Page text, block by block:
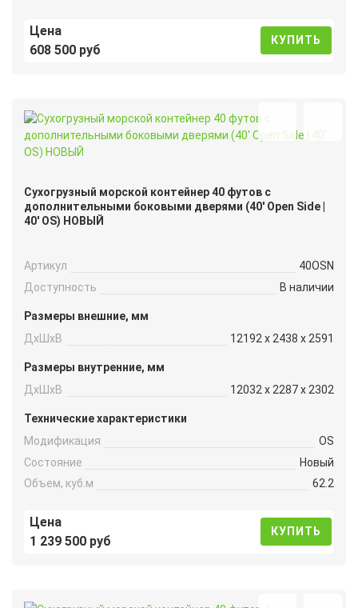
Цена
608 500 руб
КУПИТЬ
Сухогрузный морской контейнер 40 футов с
дополнительными боковыми дверями (40′ Open Side |
40′ OS) НОВЫЙ
Артикул
40OSN
Доступность
В наличии
Размеры внешние, мм
ДxШxВ
12192 x 2438 x 2591
Размеры внутренние, мм
ДxШxВ
12032 x 2287 x 2302
Технические характеристики
Модификация
OS
Состояние
Новый
Объем, куб.м
62.2
Цена
1 239 500 руб
КУПИТЬ